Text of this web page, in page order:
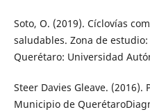
Soto, O. (2019). Cíclovías
saludables. Zona de
Querétaro: Uni­versidad
Steer Davies Gleave.
Municipio de